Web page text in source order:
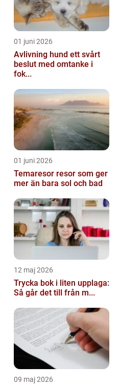
01 juni 2026
Avlivning hund ett svårt
beslut med omtanke i
fok...
01 juni 2026
Temaresor resor som ger
mer än bara sol och bad
12 maj 2026
Trycka bok i liten upplaga:
Så går det till från m...
09 maj 2026